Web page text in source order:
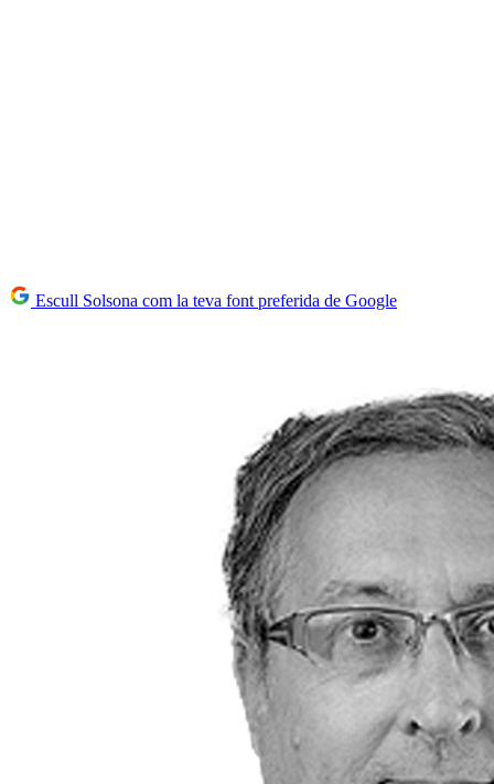
Escull Solsona com la teva font preferida de Google